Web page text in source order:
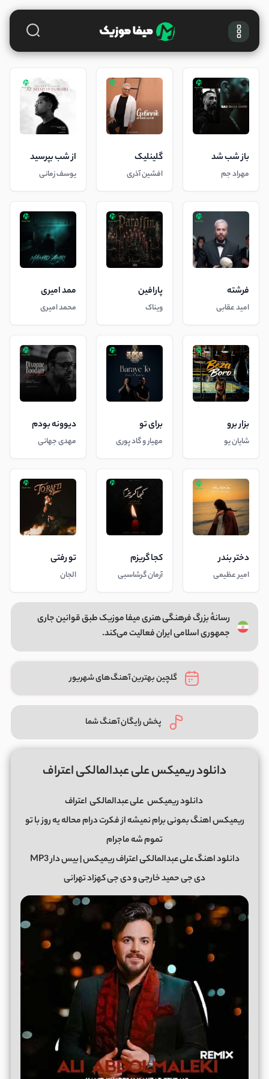
باز شب شد
مهراد جم
گلینلیک
افشین آذری
از شب بپرسید
یوسف زمانی
فرشته
امید عقابی
پارافین
ویناک
ممد امیری
محمد امیری
بزار برو
شایان یو
برای تو
مهیار و گاد پوری
دیوونه بودم
مهدی جهانی
دختر بندر
امیر عظیمی
کجا گریزم
آرمان گرشاسبی
تو رفتی
الجان
رسانهٔ بزرگ فرهنگی هنری میفا موزیک طبق قوانین جاری
جمهوری اسلامی ایران فعالیت می‌کند.
گلچین بهترین آهنگ‌های شهریور
پخش رایگان آهنگ شما
دانلود ریمیکس علی عبدالمالکی اعتراف
دانلود ریمیکس علی عبدالمالکی اعتراف
ریمیکس اهنگ بمونی برام نمیشه از فکرت درام محاله یه روز با تو
تموم شه ماجرام
دانلود اهنگ علی عبدالمالکی اعتراف ریمیکس | بیس دار MP3
دی جی حمید خارجی و دی جی کهزاد تهرانی